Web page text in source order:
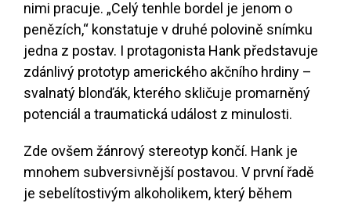
nimi pracuje. „Celý tenhle bordel je jenom o
penězích,“ konstatuje v druhé polovině snímku
jedna z postav. I protagonista Hank představuje
zdánlivý prototyp amerického akčního hrdiny –
svalnatý blonďák, kterého skličuje promarněný
potenciál a traumatická událost z minulosti.
Zde ovšem žánrový stereotyp končí. Hank je
mnohem subversivnější postavou. V první řadě
je sebelítostivým alkoholikem, který během